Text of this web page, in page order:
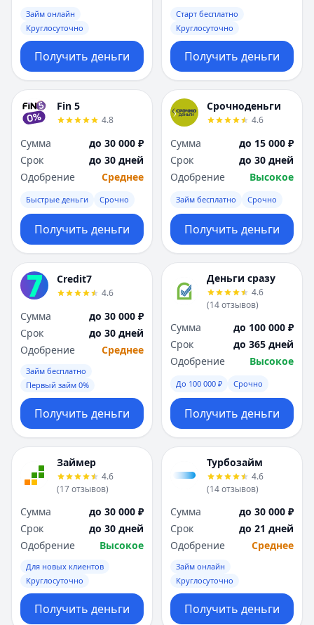
Займ онлайн
Круглосуточно
Получить деньги
Старт бесплатно
Круглосуточно
Получить деньги
Fin 5
4.8
Сумма
до 30 000 ₽
Срок
до 30 дней
Одобрение
Среднее
Быстрые деньги Срочно
Получить деньги
Срочноденьги
4.6
Сумма
до 15 000 ₽
Срок
до 30 дней
Одобрение
Высокое
Займ бесплатно Срочно
Получить деньги
Credit7
4.6
Сумма
до 30 000 ₽
Срок
до 30 дней
Одобрение
Среднее
Займ бесплатно
Первый займ 0%
Получить деньги
Деньги сразу
4.6
(14отзывов)
Сумма
до 100 000 ₽
Срок
до 365 дней
Одобрение
Высокое
До 100 000 ₽ Срочно
Получить деньги
Займер
4.6
(17отзывов)
Сумма
до 30 000 ₽
Срок
до 30 дней
Одобрение
Высокое
Для новых клиентов
Круглосуточно
Получить деньги
Турбозайм
4.6
(14отзывов)
Сумма
до 30 000 ₽
Срок
до 21 дней
Одобрение
Среднее
Займ онлайн
Круглосуточно
Получить деньги